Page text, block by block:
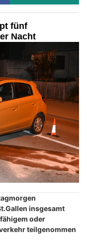
fünf
Nacht
insgesamt
oder
teilgenommen